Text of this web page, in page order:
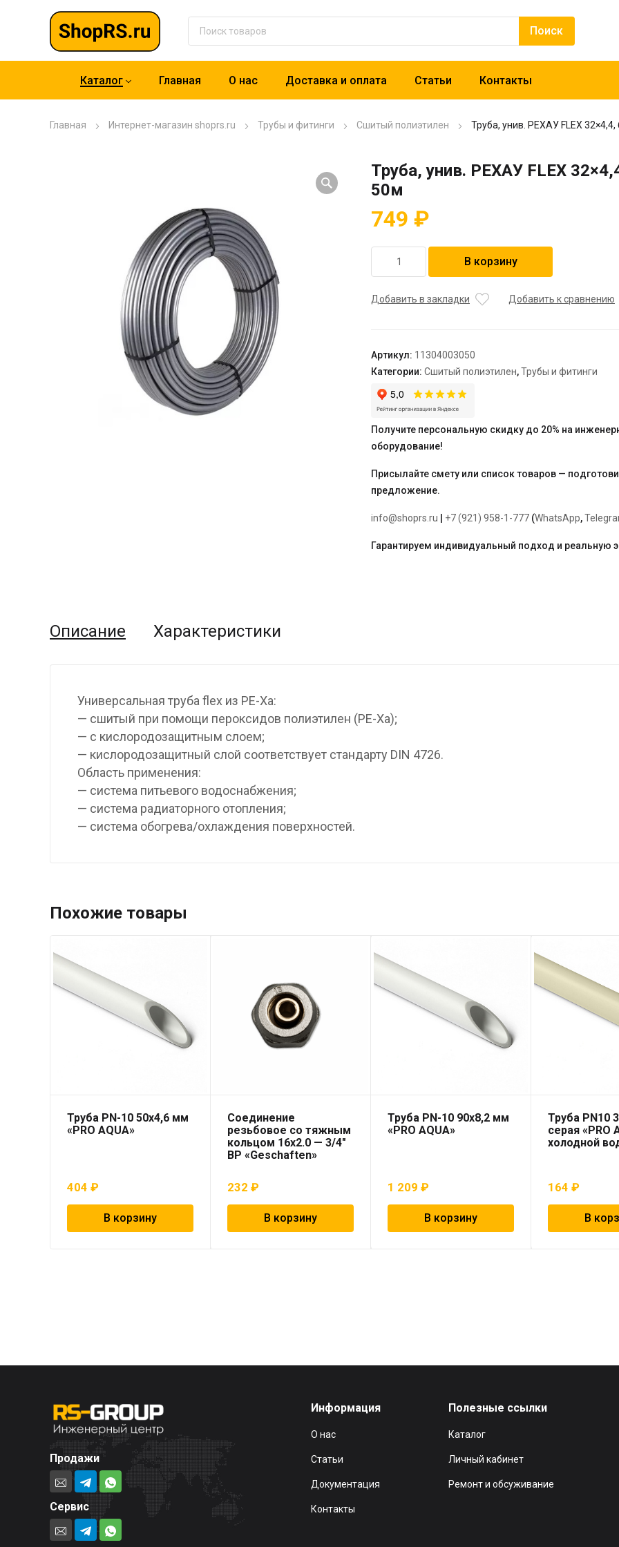
Каталог Главная О нас Доставка и оплата Статьи Контакты
Главная Интернет-магазин shoprs.ru Трубы и фитинги Сшитый полиэтилен Труба, унив. РЕХАУ FLEX 32×4,4,
Труба, унив. РЕХАУ FLEX
50м
749 ₽
товара
унив.
бухта
50м
В корзину
Добавить в закладки Добавить к сравнению
Артикул: 11304003050
Категории: Сшитый полиэтилен,Трубы и фитинги
Получите персональную скидку до 20% на
оборудование!
Присылайте смету или список товаров —
предложение.
info@shoprs.ru +7 (921) 958-1-777 (WhatsApp,
Гарантируем индивидуальный подход и реальную
Описание Характеристики
Универсальная труба flex из PE-Xa:
— сшитый при помощи пероксидов полиэтилен (PE-Xa);
— с кислородозащитным слоем;
— кислородозащитный слой соответствует стандарту DIN 4726.
Область применения:
— система питьевого водоснабжения;
— система радиаторного отопления;
— система обогрева/охлаждения поверхностей.
Похожие товары
Труба PN-10 50х4,6 мм
«PRO AQUA»
404 ₽
В корзину
Соединение
резьбовое со тяжным
кольцом 16х2.0 — 3/4″
ВР «Geschaften»
232₽
В корзину
Труба PN-10 90х8,2 мм
«PRO AQUA»
1 209₽
В корзину
Труба PN10
серая «PRO
холодной
164₽
В
Продажи
Сервис
Информация
О нас
Статьи
Документация
Контакты
Полезные ссылки
Каталог
Личный кабинет
Ремонт и обсуживание